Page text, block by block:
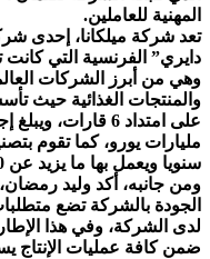
المهنية للعاملين.
تعد شركة ميلكانا، إحدى
دايري” الفرنسية التي
وهي من أبرز الشركات
سنويا ويعمل بها ما يزيد عن 20 ألف موظف.
ومن جانبه، أكد وليد
الجودة بالشركة تضع
لدى الشركة، وفي هذا
ضمن كافة عمليات الإنتاج